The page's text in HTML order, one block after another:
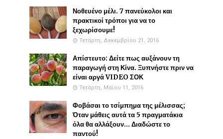
Νοθευένο μέλι. 7 πανεύκολοι και
πρακτικοί τρόποι για να το
ξεχωρίσουμε!
Τετάρτη, Δεκεμβρίου 21, 2016
Απίστευτο: Δείτε πως αυξάνουν τη
παραγωγή στη Κίνα. Ξυπνήστε πριν να
είναι αργά VIDEO ΣΟΚ
Τετάρτη, Μαΐου 11, 2016
Φοβάσαι το τσίμπημα της μέλισσας;
Όταν μάθεις αυτά τα 5 πραγματάκια
όλα θα αλλάξουν... Διαδώστε το
παντού!